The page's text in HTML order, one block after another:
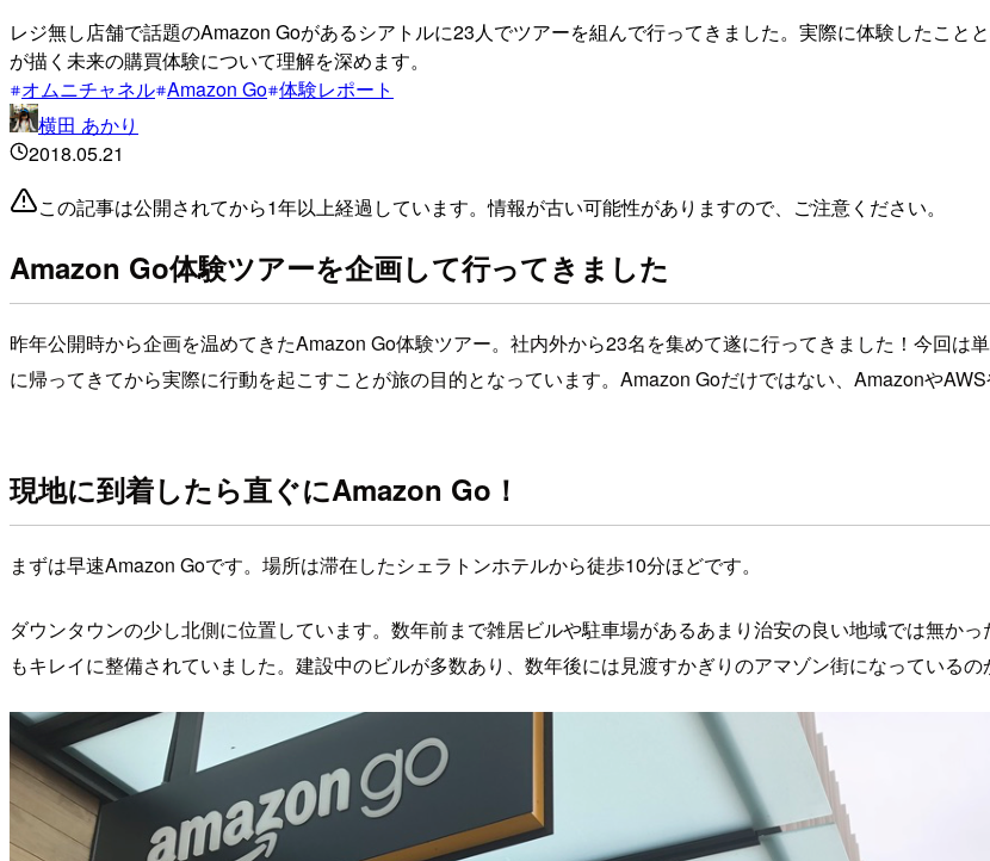
レジ無し店舗で話題のAmazon Goがあるシアトルに23人でツアーを組んで行ってきました。実際に体験したこ
が描く未来の購買体験について理解を深めます。
オムニチャネル Amazon Go 体験レポート
横田 あかり
2018.05.21
この記事は公開されてから1年以上経過しています。情報が古い可能性がありますので、ご注意ください。
Amazon Go体験ツアーを企画して行ってきました
昨年公開時から企画を温めてきたAmazon Go体験ツアー。社内外から23名を集めて遂に行ってきました！今回
に帰ってきてから実際に行動を起こすことが旅の目的となっています。Amazon Goだけではない、AmazonやAWS
現地に到着したら直ぐにAmazon Go！
まずは早速Amazon Goです。場所は滞在したシェラトンホテルから徒歩10分ほどです。
ダウンタウンの少し北側に位置しています。数年前まで雑居ビルや駐車場があるあまり治安の良い地域では無か
もキレイに整備されていました。建設中のビルが多数あり、数年後には見渡すかぎりのアマゾン街になっているの